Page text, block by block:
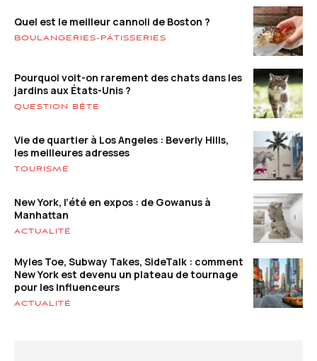
Quel est le meilleur cannoli de Boston ?
BOULANGERIES-PÂTISSERIES
Pourquoi voit-on rarement des chats dans les
jardins aux États-Unis ?
QUESTION BÊTE
Vie de quartier à Los Angeles : Beverly Hills,
les meilleures adresses
TOURISME
New York, l’été en expos : de Gowanus à
Manhattan
ACTUALITÉ
Myles Toe, Subway Takes, SideTalk : comment
New York est devenu un plateau de tournage
pour les influenceurs
ACTUALITÉ